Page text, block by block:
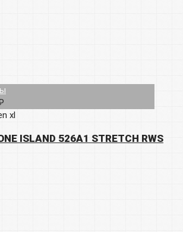
xl
ISLAND 526A1 STRETCH RWS